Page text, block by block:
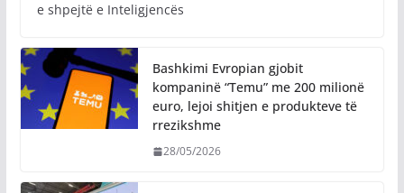
e shpejtë e Inteligjencës
Bashkimi Evropian gjobit
kompaninë “Temu” me 200 milionë
euro, lejoi shitjen e produkteve të
rrezikshme
28/05/2026